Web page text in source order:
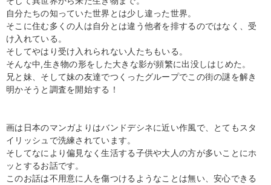
自分たちの知っていた世界とは少し違った世界。
そこに住む多くの人は自分とは違う他者を排するのではなく、受
け入れている。
そしてやはり受け入れられない人たちもいる。
そんな中,生き物の形をした大きな影が頻繁に出没しはじめた。
兄と妹、そして妹の友達でつくったグループでこの街の謎を解き
明かそうと調査を開始する！
画は日本のマンガよりはバンドデシネに近い作風で、とてもスタ
イリッシュで洗練されています。
そしてなにより偏見なく生活する子供や大人の方が多いことにホ
ッとするお話です。
このお話は不用意に人を傷つけるようなことは無い、安心できる